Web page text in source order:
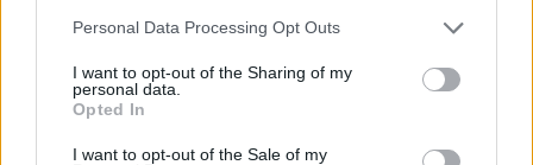
Personal Data Processing Opt Outs
I want to opt-out of the Sharing of my
personal data.
Opted In
I want to opt-out of the Sale of my
ottimiSportiello e Consigli.O, al limite, il nome
l'ormai ex allenatore rossonero Mihajlovic ha
lanciato, precocissimo, nel calcio dei grandi,
Brocchi confermerà, e che sogna già di poter